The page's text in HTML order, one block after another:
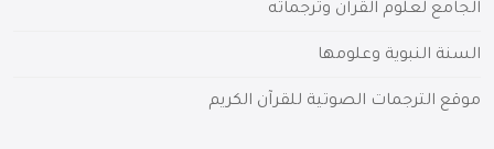
الجامع لعلوم القرآن وترجماته
السنة النبوية وعلومها
موقع الترجمات الصوتية للقرآن الكريم